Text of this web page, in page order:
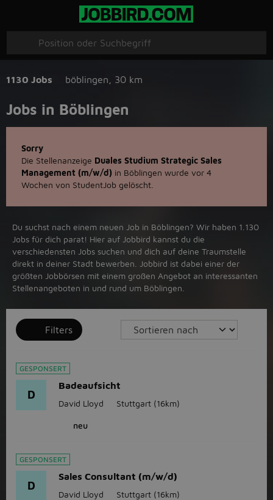
1130 Jobs böblingen 30 km
Jobs in Böblingen
Sorry
Die Stellenanzeige Duales Studium Strategic Sales
Management (m/w/d) in Böblingen wurde vor 4
Wochen von StudentJob gelöscht.
Du suchst nach einem neuen Job in Böblingen? Wir haben 1.130
Jobs für dich parat! Hier auf Jobbird kannst du die
verschiedensten Jobs suchen und dich auf deine Traumstelle
direkt in deiner Stadt bewerben. Jobbird ist dabei einer der
größten Jobbörsen mit einem großen Angebot an interessanten
Stellenangeboten in und rund um Böblingen.
Filters
GESPONSERT
D
Badeaufsicht
David Lloyd Stuttgart (16km)
neu
GESPONSERT
D
Sales Consultant (m/w/d)
David Lloyd Stuttgart (16km)